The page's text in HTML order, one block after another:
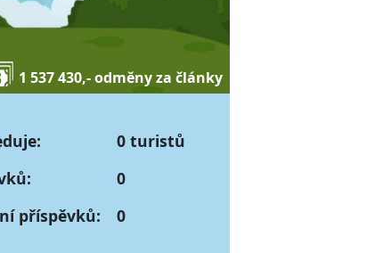
1 537 430,- odměny za články
0 turistů
0
příspěvků:
0